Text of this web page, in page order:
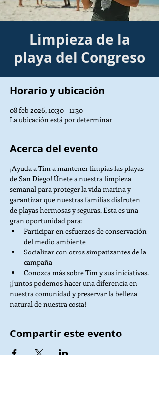
Limpieza de la
playa del Congreso
Horario y ubicación
08 feb 2026, 10:30 – 11:30
La ubicación está por determinar
Acerca del evento
¡Ayuda a Tim a mantener limpias las playas
de San Diego! Únete a nuestra limpieza
semanal para proteger la vida marina y
garantizar que nuestras familias disfruten
de playas hermosas y seguras. Esta es una
gran oportunidad para:
Participar en esfuerzos de conservación
del medio ambiente
Socializar con otros simpatizantes de la
campaña
Conozca más sobre Tim y sus iniciativas.
¡Juntos podemos hacer una diferencia en
nuestra comunidad y preservar la belleza
natural de nuestra costa!
Compartir este evento